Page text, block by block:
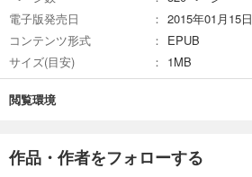
電子版発売日
2015年01月15日
コンテンツ形式
EPUB
サイズ(目安)
1MB
閲覧環境
作品・作者をフォローする